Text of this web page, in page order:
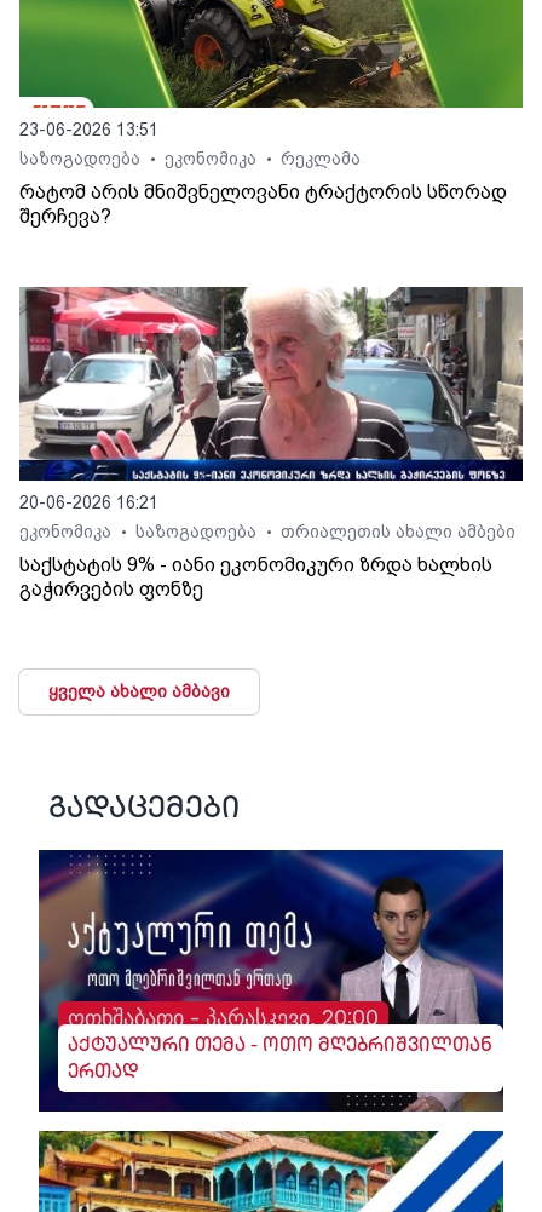
23-06-2026 13:51
საზოგადოება
• ეკონომიკა • რეკლამა
რატომ არის მნიშვნელოვანი ტრაქტორის სწორად
შერჩევა?
20-06-2026 16:21
ეკონომიკა
• საზოგადოება • თრიალეთის ახალი ამბები
საქსტატის 9% - იანი ეკონომიკური ზრდა ხალხის
გაჭირვების ფონზე
ყველა ახალი ამბავი
გადაცემები
ოთხშაბათი - პარასკევი, 20:00
აქტუალური თემა - ოთო მღებრიშვილთან
ერთად